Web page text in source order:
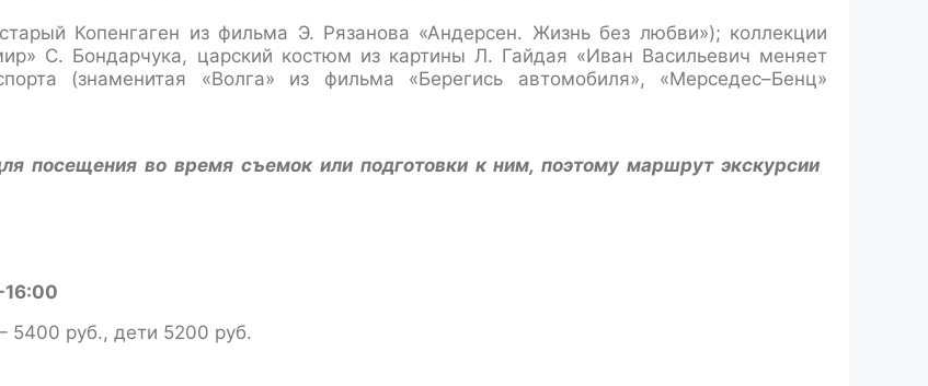
Копенгаген из фильма Э. Рязанова «Андерсен. Жизнь без любви»); коллекции
С. Бондарчука, царский костюм из картины Л. Гайдая «Иван Васильевич меняет
(знаменитая «Волга» из фильма «Берегись автомобиля», «Мерседес–Бенц»
посещения во время съемок или подготовки к ним, поэтому маршрут экскурсии
16:00
5400 руб., дети 5200 руб.